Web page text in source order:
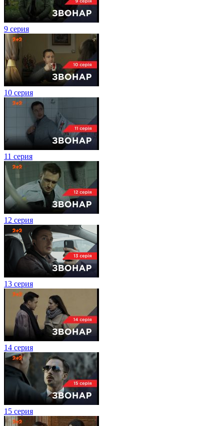
9 серия
10 серия
11 серия
12 серия
13 серия
14 серия
15 серия